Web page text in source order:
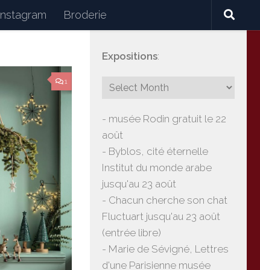
Broderie
lectures, expositions, voyages
1
Expositions:
- musée Rodin gratuit le 22
août
- Byblos, cité éternelle
Institut du monde arabe
jusqu'au 23 août
- Chacun cherche son chat
Fluctuart jusqu'au 23 août
(entrée libre)
- Marie de Sévigné, Lettres
d'une Parisienne musée